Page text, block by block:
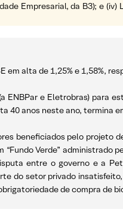
Empresarial, da B3); e
em alta de 1,25% e 1,58%,
e Eletrobras) para
40 anos neste ano, termina
beneficiados pelo projeto
Verde” administrado
entre o governo e a
do setor privado
de compra de